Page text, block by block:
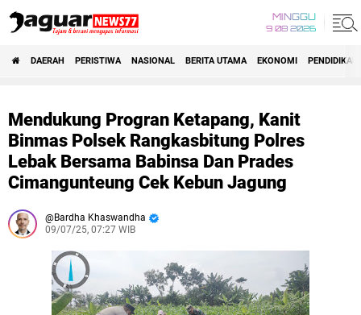
MINGGU
9 08 2026
DAERAH PERISTIWA NASIONAL BERITA UTAMA EKONOMI PENDIDIKAN
Mendukung Progran Ketapang, Kanit
Binmas Polsek Rangkasbitung Polres
Lebak Bersama Babinsa Dan Prades
Cimangunteung Cek Kebun Jagung
Bardha Khaswandha
09/07/25, 07:27 WIB